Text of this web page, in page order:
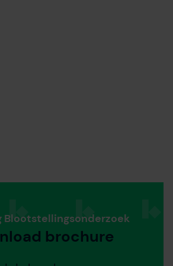
Door op ‘accepteren’ te klikken ga je
Blootstellingsonderzoek
brochure